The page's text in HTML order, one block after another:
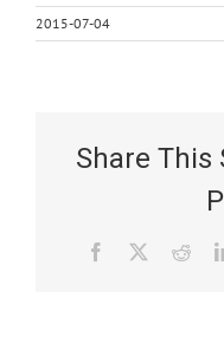
2015-07-04
Share This
Facebook